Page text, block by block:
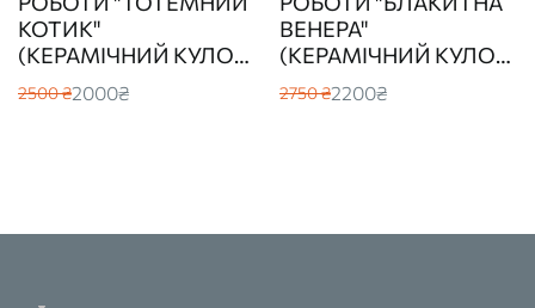
КОТИК"
(КЕРАМІЧНИЙ КУЛОН,
ПІДВІСКА)
2500 ₴2000₴
ВЕНЕРА"
(КЕРАМІЧНИЙ КУЛОН,
ПІДВІСКА)
2750 ₴2200₴